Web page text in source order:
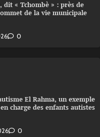
dit « Tchombè » : près de
de la vie municipale
0
El Rahma, un exemple
charge des enfants autistes
0